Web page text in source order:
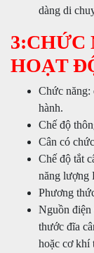
dàng di
3:CHỨC
HOẠT
Chức năng:
hành.
Chế độ
Cân có
Chế độ tắt
năng lượng
Phương
Nguồn
thước đĩa
hoặc cơ khí